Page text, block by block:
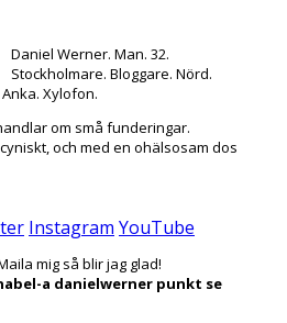
Daniel Werner. Man. 32.
Stockholmare. Bloggare. Nörd.
Xylofon.
om små funderingar.
och med en ohälsosam dos
Instagram YouTube
mig så blir jag glad!
a danielwerner punkt se